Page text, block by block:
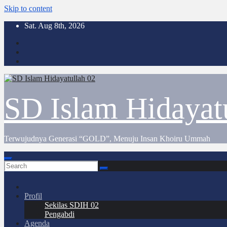
Skip to content
Sat. Aug 8th, 2026
SD Islam
Terwujudnya Generasi “GOLD”, Menuju Insan Khoiru Ummah
Profil
Sekilas SDIH 02
Pengabdi
Agenda